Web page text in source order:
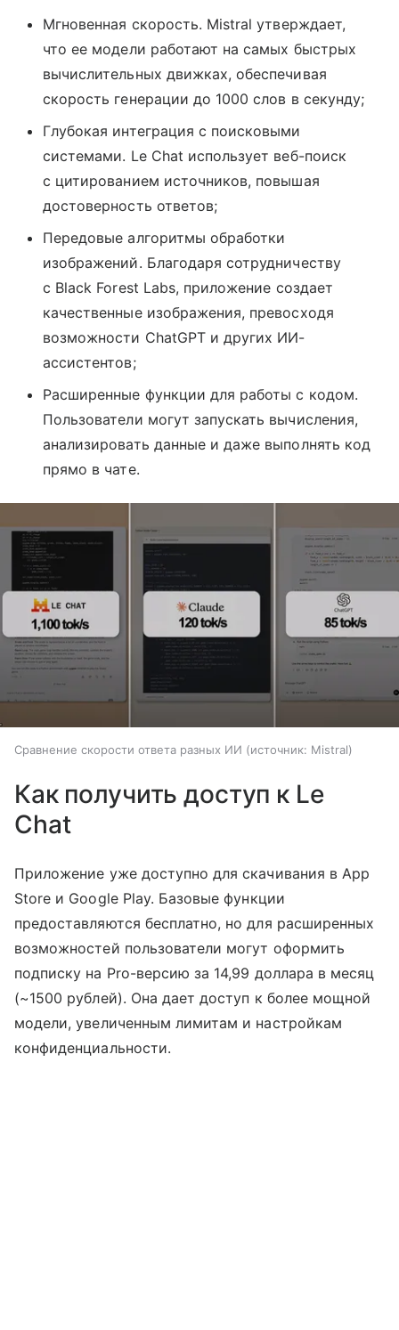
Мгновенная скорость. Mistral утверждает,
что ее модели работают на самых быстрых
вычислительных движках, обеспечивая
скорость генерации до 1000 слов в секунду;
Глубокая интеграция с поисковыми
системами. Le Chat использует веб-поиск
с цитированием источников, повышая
достоверность ответов;
Передовые алгоритмы обработки
изображений. Благодаря сотрудничеству
с Black Forest Labs, приложение создает
качественные изображения, превосходя
возможности ChatGPT и других ИИ-
ассистентов;
Расширенные функции для работы с кодом.
Пользователи могут запускать вычисления,
анализировать данные и даже выполнять код
прямо в чате.
Сравнение скорости ответа разных ИИ источник: Mistral
Как получить доступ к Le
Chat
Приложение уже доступно для скачивания в App
Store и Google Play. Базовые функции
предоставляются бесплатно, но для расширенных
возможностей пользователи могут оформить
подписку на Pro-версию за 14,99 доллара в месяц
(~1500 рублей). Она дает доступ к более мощной
модели, увеличенным лимитам и настройкам
конфиденциальности.